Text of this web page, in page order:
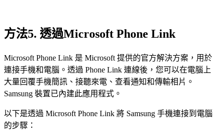
方法5. 透過Microsoft Phone Link
Microsoft Phone Link 是 Microsoft 提供的官方解決方案，用於
連接手機和電腦。透過 Phone Link 連線後，您可以在電腦上
大量回覆手機簡訊、接聽來電、查看通知和傳輸相片。
Samsung 裝置已內建此應用程式。
以下是透過 Microsoft Phone Link 將 Samsung 手機連接到電腦
的步驟：